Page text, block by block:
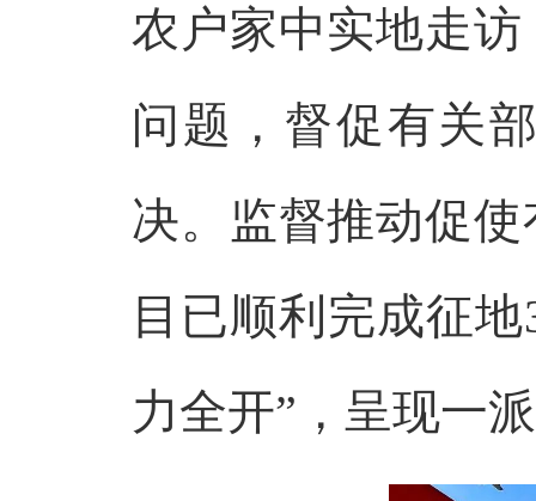
农户家中实地走
问题，督促有关
决。监督推动促
目已顺利完成征
力全开”，呈现一